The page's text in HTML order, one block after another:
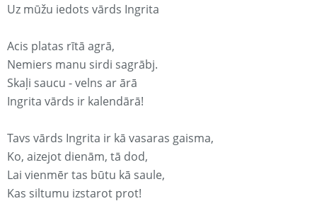
Uz mūžu iedots vārds Ingrita
Acis platas rītā agrā,
Nemiers manu sirdi sagrābj.
Skaļi saucu - velns ar ārā
Ingrita vārds ir kalendārā!
Tavs vārds Ingrita ir kā vasaras gaisma,
Ko, aizejot dienām, tā dod,
Lai vienmēr tas būtu kā saule,
Kas siltumu izstarot prot!